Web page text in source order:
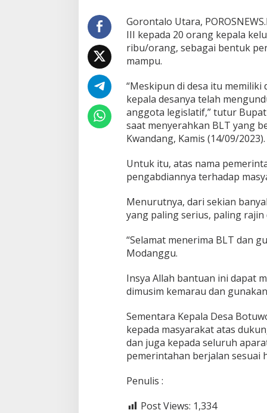
a
B
o
t
m
b
a
t
o
M
n
e
i
m
a
L
Gorontalo Utara,
III kepada 20 orang kepala
ribu/orang, sebagai bentuk
mampu.
“Meskipun di desa itu
kepala desanya telah
anggota legislatif,” tutur
saat menyerahkan BLT yang
Kwandang, Kamis (14/09/2023).
Untuk itu, atas nama
pengabdiannya terhadap
Menurutnya, dari sekian
yang paling serius, paling
“Selamat menerima BLT dan
Modanggu.
Insya Allah bantuan ini dapat
dimusim kemarau dan
Sementara Kepala Desa
kepada masyarakat atas
dan juga kepada seluruh
pemerintahan berjalan sesuai
Penulis :
Post Views: 1,334